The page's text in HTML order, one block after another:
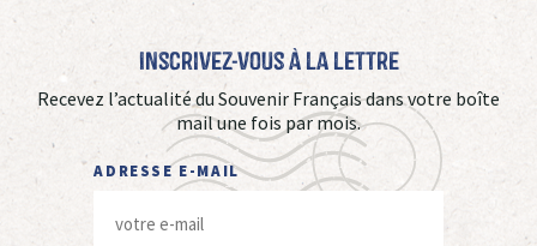
Inscrivez-vous à La Lettre
Recevez l’actualité du Souvenir Français dans votre boîte
mail une fois par mois.
ADRESSE E-MAIL